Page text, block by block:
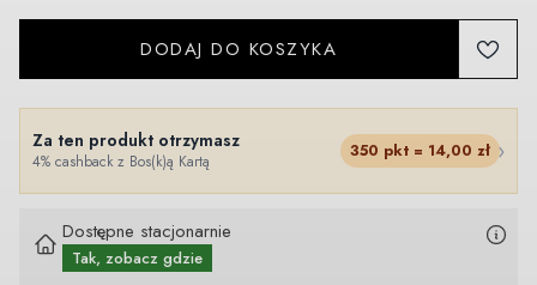
DODAJ DO KOSZYKA
Za ten produkt otrzymasz
4% cashback z Bos(k)ą Kartą
350 pkt = 14,00 zł ›
Dostępne stacjonarnie
Tak, zobacz gdzie